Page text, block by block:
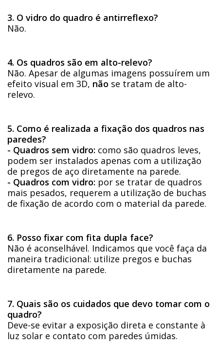
3. O vidro do quadro é antirreflexo?
Não.
4. Os quadros são em alto-relevo?
Não. Apesar de algumas imagens possuírem um
efeito visual em 3D, não se tratam de alto-
relevo.
5. Como é realizada a fixação dos quadros nas
paredes?
- Quadros sem vidro: como são quadros leves,
podem ser instalados apenas com a utilização
de pregos de aço diretamente na parede.
- Quadros com vidro: por se tratar de quadros
mais pesados, requerem a utilização de buchas
de fixação de acordo com o material da parede.
6. Posso fixar com fita dupla face?
Não é aconselhável. Indicamos que você faça da
maneira tradicional: utilize pregos e buchas
diretamente na parede.
7. Quais são os cuidados que devo tomar com o
quadro?
Deve-se evitar a exposição direta e constante à
luz solar e contato com paredes úmidas.